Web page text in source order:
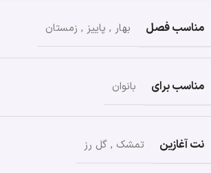
مناسب فصل بهار , پاییز , زمستان
مناسب برای بانوان
نت آغازین تمشک , گل رز